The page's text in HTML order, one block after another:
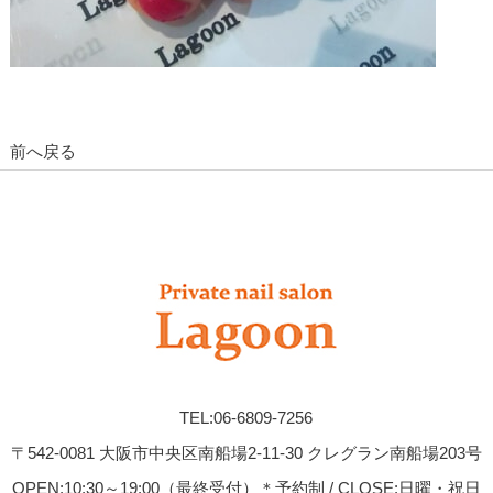
前へ戻る
TEL:06-6809-7256
〒542-0081 大阪市中央区南船場2-11-30 クレグラン南船場203号
OPEN:10:30～19:00（最終受付）＊予約制 / CLOSE:日曜・祝日